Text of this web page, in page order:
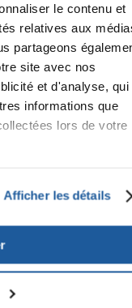
le contenu et
relatives aux
partageons
site avec nos
et d'analyse, qui
informations que
lors de votre
Afficher les détails
l'expédition